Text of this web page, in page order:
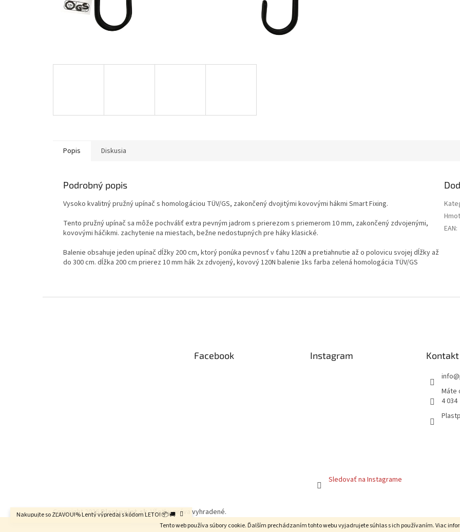
Tento web používa súbory cookie. Ďalším prechádzaním tohto webu vyjadrujete súhlas s ich používaním. Viac
Nakupujte so ZĽAVOU!% Lentý výpredaj s kódom LETO! 📦 🚚
Popis Diskusia
Podrobný popis
Vysoko kvalitný pružný upínač s homologáciou TÜV/GS, zakončený dvojitými kovovými hákmi Smart Fixing.
Tento pružný upínač sa môže pochváliť extra pevným jadrom s prierezom s priemerom 10 mm, zakončený zdvojenými,
kovovými háčikmi. zachytenie na miestach, bežne nedostupných pre háky klasické.
Balenie obsahuje jeden upínač dĺžky 200 cm, ktorý ponúka pevnosť v ťahu 120N a pretiahnutie až o polovicu svojej dĺžky až
do 300 cm. dĺžka 200 cm prierez 10 mm hák 2x zdvojený, kovový 120N balenie 1ks farba zelená homologácia TÜV/GS
EAN:
Facebook Instagram
Sledovať na Instagrame
Kontakt
info@
Máte
4 034
Copyright 2026Plastpoint.sk . Všetky práva vyhradené.